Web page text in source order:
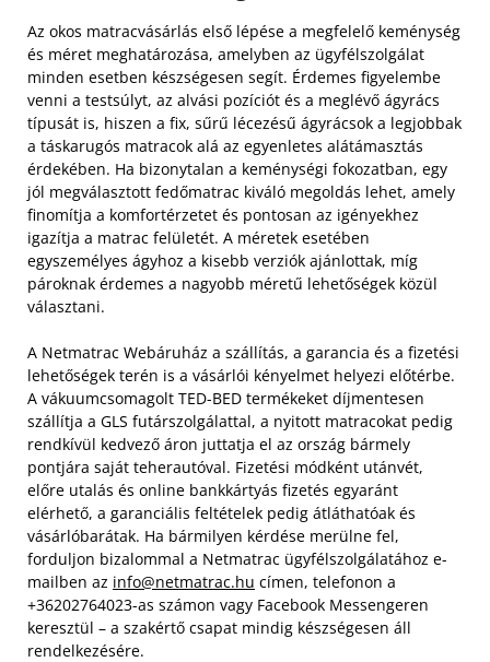
Az okos matracvásárlás első lépése a megfelelő keménység
és méret meghatározása, amelyben az ügyfélszolgálat
minden esetben készségesen segít. Érdemes figyelembe
venni a testsúlyt, az alvási pozíciót és a meglévő ágyrács
típusát is, hiszen a fix, sűrű lécezésű ágyrácsok a legjobbak
a táskarugós matracok alá az egyenletes alátámasztás
érdekében. Ha bizonytalan a keménységi fokozatban, egy
jól megválasztott fedőmatrac kiváló megoldás lehet, amely
finomítja a komfortérzetet és pontosan az igényekhez
igazítja a matrac felületét. A méretek esetében
egyszemélyes ágyhoz a kisebb verziók ajánlottak, míg
pároknak érdemes a nagyobb méretű lehetőségek közül
választani.
A Netmatrac Webáruház a szállítás, a garancia és a fizetési
lehetőségek terén is a vásárlói kényelmet helyezi előtérbe.
A vákuumcsomagolt TED-BED termékeket díjmentesen
szállítja a GLS futárszolgálattal, a nyitott matracokat pedig
rendkívül kedvező áron juttatja el az ország bármely
pontjára saját teherautóval. Fizetési módként utánvét,
előre utalás és online bankkártyás fizetés egyaránt
elérhető, a garanciális feltételek pedig átláthatóak és
vásárlóbarátak. Ha bármilyen kérdése merülne fel,
forduljon bizalommal a Netmatrac ügyfélszolgálatához e-
mailben az info@netmatrac.hu címen, telefonon a
+36202764023-as számon vagy Facebook Messengeren
keresztül – a szakértő csapat mindig készségesen áll
rendelkezésére.